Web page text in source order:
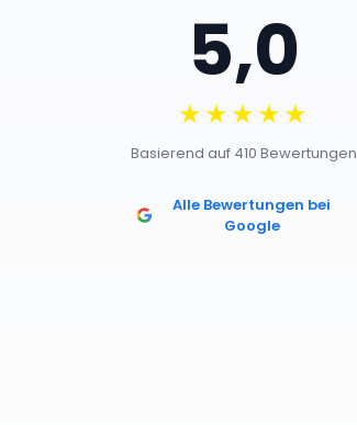
5,0
★★★★★
Basierend auf 410 Bewertungen
Alle Bewertungen bei
Google